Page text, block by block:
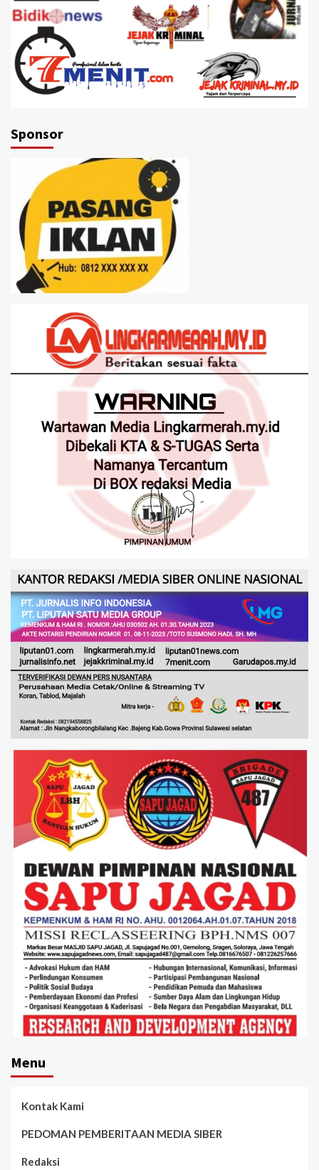
Sponsor
Menu
Kontak Kami
PEDOMAN PEMBERITAAN MEDIA SIBER
Redaksi